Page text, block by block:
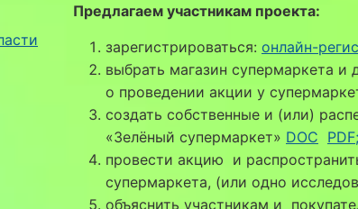
Предлагаем участникам проекта:
зарегистрироваться: онлайн-
выбрать магазин супермаркета
о проведении акции у
создать собственные и (или)
«Зелёный супермаркет» DOC PDF;
провести акцию и
супермаркета, (или одно
объяснить участникам и